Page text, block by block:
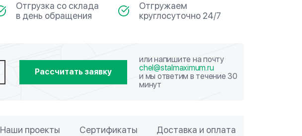
Отгрузка со склада
в день обращения
Отгружаем
круглосуточно 24/7
Рассчитать заявку
или напишите на почту
chel@stalmaximum.ru
и мы ответим в течение 30
минут
Наши проекты Сертификаты Доставка и оплата